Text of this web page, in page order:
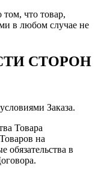
что товар,
в любом случае не
СТОРОН
Заказа.
Товара
на
обязательства в